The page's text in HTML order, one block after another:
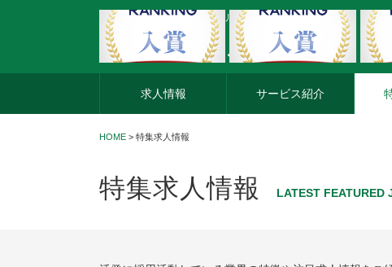
外資系企業の転職・キャリア転職ならアージスジャパン
求人情報 サービス紹介
HOME > 特集求人情報
特集求人情報 LATEST FEATURED